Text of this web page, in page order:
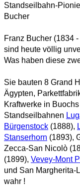
Standseilbahn-
Bucher
Franz Bucher (1834
sind heute völlig
Was haben diese
Sie bauten 8 Grand
Ägypten,
Kraftwerke in
Standseilbahnen
Bürgenstock (1888),
Stanserhorn (1893),
Zecca-San Nicolò
(1899), Vevey-Mont
und San Margherita-
wahr !